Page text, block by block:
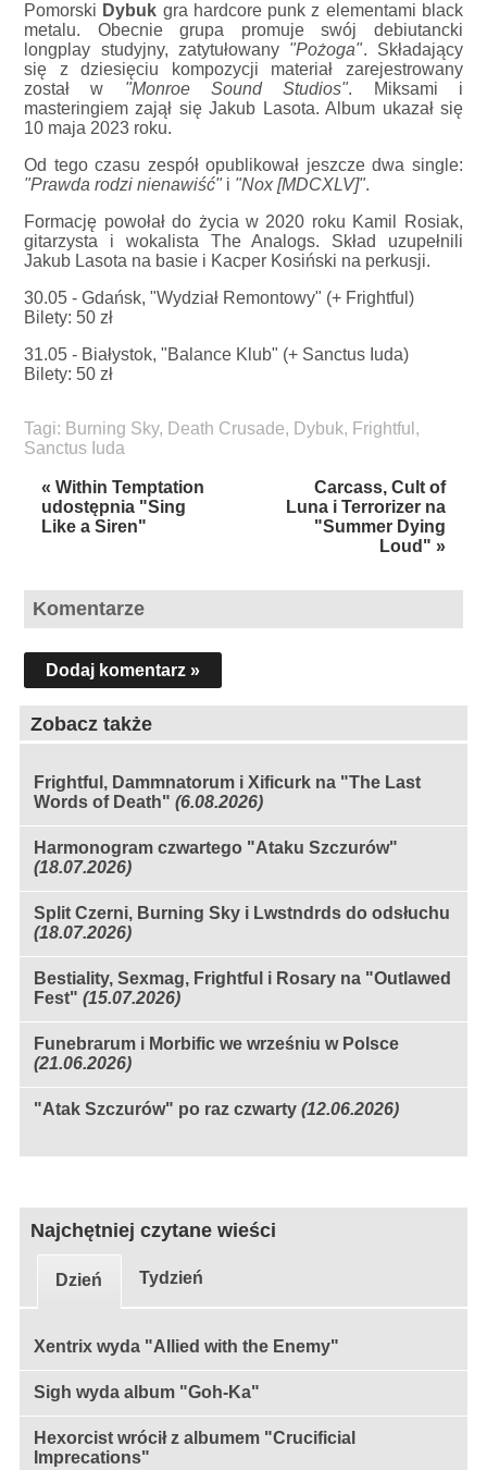
Pomorski Dybuk gra hardcore punk z elementami black
metalu. Obecnie grupa promuje swój debiutancki
longplay studyjny, zatytułowany "Pożoga". Składający
się z dziesięciu kompozycji materiał zarejestrowany
został w "Monroe Sound Studios". Miksami i
masteringiem zajął się Jakub Lasota. Album ukazał się
10 maja 2023 roku.
Od tego czasu zespół opublikował jeszcze dwa single:
"Prawda rodzi nienawiść" i "Nox [MDCXLV]".
Formację powołał do życia w 2020 roku Kamil Rosiak,
gitarzysta i wokalista The Analogs. Skład uzupełnili
Jakub Lasota na basie i Kacper Kosiński na perkusji.
30.05 - Gdańsk, "Wydział Remontowy" (+ Frightful)
Bilety: 50 zł
31.05 - Białystok, "Balance Klub" (+ Sanctus Iuda)
Bilety: 50 zł
Tagi: Burning Sky, Death Crusade, Dybuk, Frightful ,
Sanctus Iuda
« Within Temptation
udostępnia "Sing
Like a Siren"
Carcass, Cult of
Luna i Terrorizer na
"Summer Dying
Loud" »
Komentarze
Dodaj komentarz »
Zobacz także
Frightful, Dammnatorum i Xificurk na "The Last
Words of Death" (6.08.2026)
Harmonogram czwartego "Ataku Szczurów"
(18.07.2026)
Split Czerni, Burning Sky i Lwstndrds do odsłuchu
(18.07.2026)
Bestiality, Sexmag, Frightful i Rosary na "Outlawed
Fest" (15.07.2026)
Funebrarum i Morbific we wrześniu w Polsce
(21.06.2026)
"Atak Szczurów" po raz czwarty (12.06.2026)
Najchętniej czytane wieści
Dzień Tydzień
Xentrix wyda "Allied with the Enemy"
Sigh wyda album "Goh-Ka"
Hexorcist wrócił z albumem "Crucificial
Imprecations"